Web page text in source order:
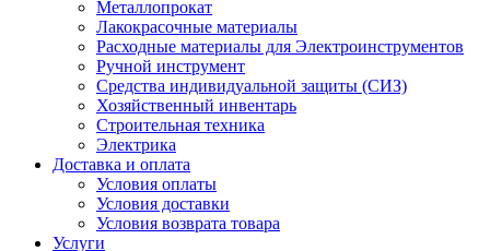
Металлопрокат
Лакокрасочные материалы
Расходные материалы для Электроинструментов
Ручной инструмент
Средства индивидуальной защиты (СИЗ)
Хозяйственный инвентарь
Строительная техника
Электрика
Доставка и оплата
Условия оплаты
Условия доставки
Условия возврата товара
Услуги